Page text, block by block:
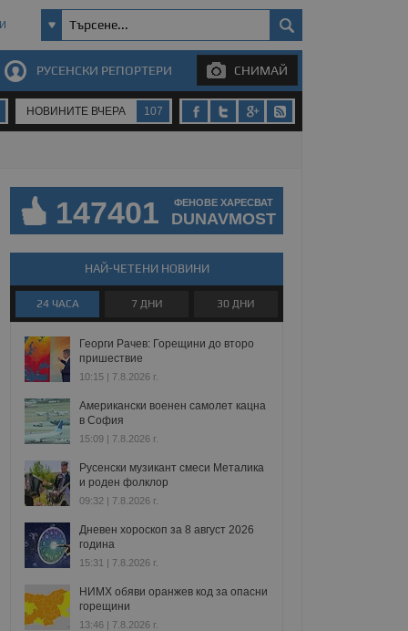
РУСЕНСКИ РЕПОРТЕРИ СНИМАЙ
НОВИНИТЕ ВЧЕРА 107
147401 ФЕНОВЕ ХАРЕСВАТ
DUNAVMOST
НАЙ-ЧЕТЕНИ НОВИНИ
24 ЧАСА 7 ДНИ 30 ДНИ
Георги Рачев: Горещини до второ
пришествие
10:15 | 7.8.2026 г.
Американски военен самолет кацна
в София
15:09 | 7.8.2026 г.
Русенски музикант смеси Металика
и роден фолклор
09:32 | 7.8.2026 г.
Дневен хороскоп за 8 август 2026
година
15:31 | 7.8.2026 г.
НИМХ обяви оранжев код за опасни
горещини
13:46 | 7.8.2026 г.